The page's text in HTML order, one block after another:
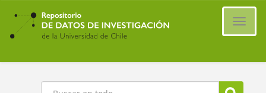
Ir
contenido
principal
Buscar